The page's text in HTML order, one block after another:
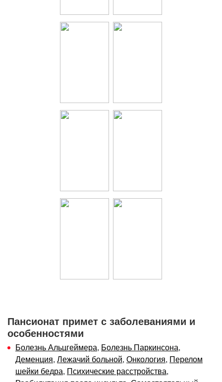
Пансионат примет с заболеваниями и
особенностями
Болезнь Альцгеймера, Болезнь Паркинсона,
Деменция, Лежачий больной, Онкология, Перелом
шейки бедра, Психические расстройства,